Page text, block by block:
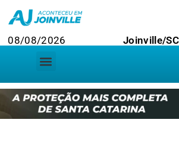
08/08/2026 Joinville/SC